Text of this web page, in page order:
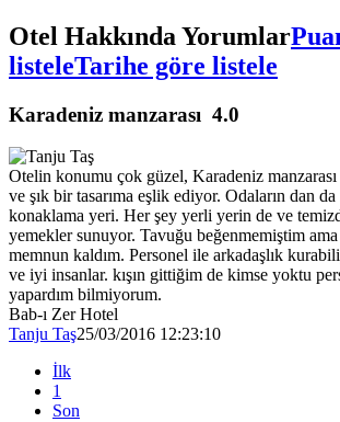
Otel Hakkında Yorumlar
listeleTarihe göre listele
Karadeniz manzarası 4.0
Otelin konumu çok güzel, Karadeniz manzarası
ve şık bir tasarıma eşlik ediyor. Odaların dan
konaklama yeri. Her şey yerli yerin de ve
yemekler sunuyor. Tavuğu beğenmemiştim
memnun kaldım. Personel ile arkadaşlık
ve iyi insanlar. kışın gittiğim de kimse yoktu
yapardım bilmiyorum.
Bab-ı Zer Hotel
Tanju Taş25/03/2016 12:23:10
İlk
1
Son